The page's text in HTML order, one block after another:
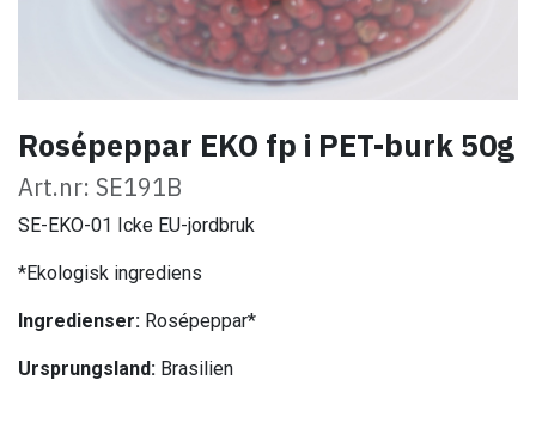
Rosépeppar EKO fp i PET-burk 50g
Art.nr: SE191B
SE-EKO-01 Icke EU-jordbruk
*Ekologisk ingrediens
Ingredienser: Rosépeppar*
Ursprungsland: Brasilien